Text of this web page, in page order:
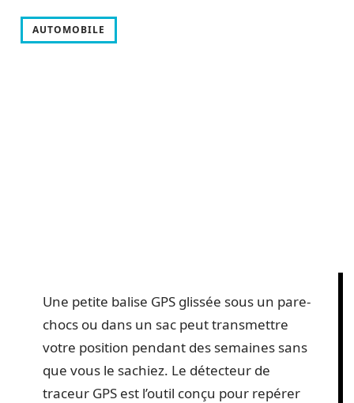
AUTOMOBILE
Une petite balise GPS glissée sous un pare-
chocs ou dans un sac peut transmettre
votre position pendant des semaines sans
que vous le sachiez. Le détecteur de
traceur GPS est l’outil conçu pour repérer